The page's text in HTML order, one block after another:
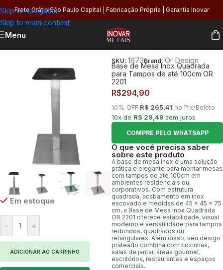
Skip to navigation
Skip to main content
Frete Grátis São Paulo Capital | Fabricação Própria | Garantia Inovar
Menu
Em estoque
- +
ADICIONAR AO CARRINHO
SKU: 1673Brand: Or Design
Base de Mesa Inox Quadrada
para Tampos de até 100cm OR
2201
R$294,90
10% OFF R$ 265,41 no Pix/Boleto
10x de R$ 29,49 sem juros
COMPRE PELO WHATSAPP
O que você precisa saber
sobre este produto
A base de mesa inox é uma solução
prática e elegante para montar mesas
com tampos de até 100cm em
ambientes residenciais ou
corporativos. Com estrutura
quadrada, acabamento em inox
escovado e medidas de 45 x 45 x 75
cm, a Base de Mesa Inox Quadrada
OR 2201 oferece estabilidade, visual
moderno e versatilidade para tampos
redondos, quadrados ou
retangulares. Além disso, seu design
prateado combina com cozinhas,
salas de jantar, áreas gourmet,
escritórios, restaurantes e espaços
comerciais.